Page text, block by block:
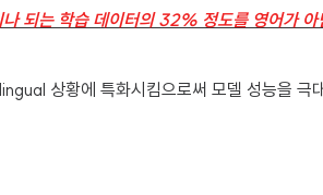
되는 학습 데이터의 32% 정도를 영어가 아
상황에 특화시킴으로써 모델 성능을 극